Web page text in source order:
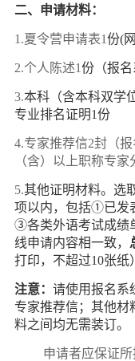
二、申请材料：
1.夏令营申请表1份(
2.个人陈述1份（报名
3.本科（含本科双学
专业排名证明1份
4.专家推荐信2封（
（含）以上职称专家
5.其他证明材料。选
项以内，包括①已发
③各类外语考试成绩
线申请内容相一致，
打印，不超过10张纸
注意： 请使用报名系
专家推荐信；其他材
料之间均无需装订。
申请者应保证